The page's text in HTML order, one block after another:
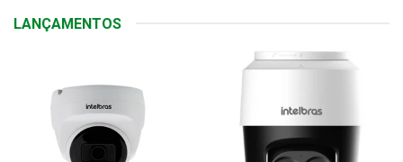
LANÇAMENTOS